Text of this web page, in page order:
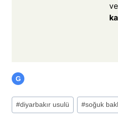
G
#diyarbakır usulü #soğuk